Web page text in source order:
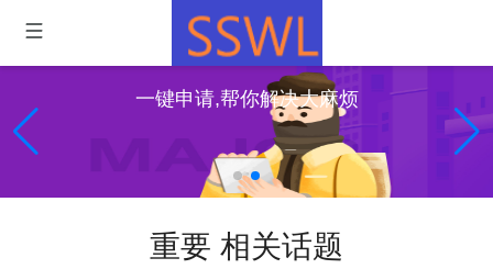
一键申请,帮你解决大麻烦
重要 相关话题